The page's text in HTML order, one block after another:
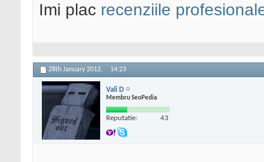
Imi plac recenziile
28th January 2012, 14:23
Vali D
Membru SeoPedia
Reputatie: 43